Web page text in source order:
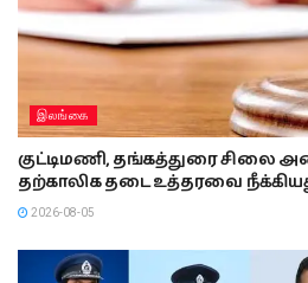
இலங்கை
குட்டிமணி, தங்கத்துரை சிலை
தற்காலிக தடை உத்தரவை
2026-08-05